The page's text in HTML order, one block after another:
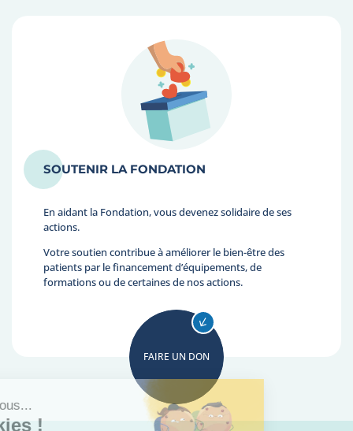
SOUTENIR LA FONDATION
En aidant la Fondation, vous devenez solidaire de ses
actions.
Votre soutien contribue à améliorer le bien-être des
patients par le financement d’équipements, de
formations ou de certaines de nos actions.
FAIRE UN DON